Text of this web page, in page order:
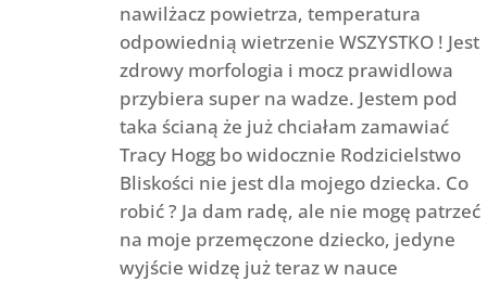
nawilżacz powietrza, temperatura
odpowiednią wietrzenie WSZYSTKO ! Jest
zdrowy morfologia i mocz prawidlowa
przybiera super na wadze. Jestem pod
taka ścianą że już chciałam zamawiać
Tracy Hogg bo widocznie Rodzicielstwo
Bliskości nie jest dla mojego dziecka. Co
robić ? Ja dam radę, ale nie mogę patrzeć
na moje przemęczone dziecko, jedyne
wyjście widzę już teraz w nauce